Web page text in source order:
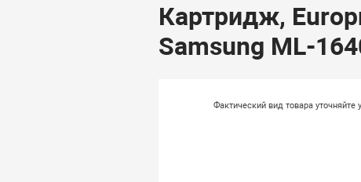
Картридж,
Samsung ML-
Фактический вид товара уточняйте